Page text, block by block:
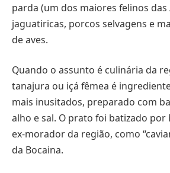
parda (um dos maiores felinos das
jaguatiricas, porcos selvagens e
de aves.
Quando o assunto é culinária da
tanajura ou içá fêmea é
mais inusitados, preparado com
alho e sal. O prato foi batizado
ex-morador da região, como
da Bocaina.